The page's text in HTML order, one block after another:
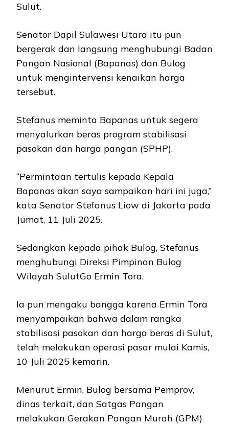
Sulut.
Senator Dapil Sulawesi Utara itu pun
bergerak dan langsung menghubungi Badan
Pangan Nasional (Bapanas) dan Bulog
untuk mengintervensi kenaikan harga
tersebut.
Stefanus meminta Bapanas untuk segera
menyalurkan beras program stabilisasi
pasokan dan harga pangan (SPHP).
“Permintaan tertulis kepada Kepala
Bapanas akan saya sampaikan hari ini juga,”
kata Senator Stefanus Liow di Jakarta pada
Jumat, 11 Juli 2025.
Sedangkan kepada pihak Bulog, Stefanus
menghubungi Direksi Pimpinan Bulog
Wilayah SulutGo Ermin Tora.
Ia pun mengaku bangga karena Ermin Tora
menyampaikan bahwa dalam rangka
stabilisasi pasokan dan harga beras di Sulut,
telah melakukan operasi pasar mulai Kamis,
10 Juli 2025 kemarin.
Menurut Ermin, Bulog bersama Pemprov,
dinas terkait, dan Satgas Pangan
melakukan Gerakan Pangan Murah (GPM)